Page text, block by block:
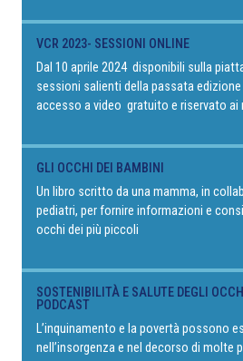
VCR 2023- SESSIONI ONLINE
Dal 10 aprile 2024 disponibili sulla
sessioni salienti della passata edizione
accesso a video gratuito e riservato ai
GLI OCCHI DEI BAMBINI
Un libro scritto da una mamma, in
pediatri, per fornire informazioni e
occhi dei più piccoli
SOSTENIBILITÀ E SALUTE DEGLI
PODCAST
L’inquinamento e la povertà possono
nell’insorgenza e nel decorso di molte